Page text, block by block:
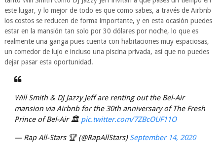
este lugar, y lo mejor de todo es que como sabes, a través de Airbnb
los costos se reducen de forma importante, y en esta ocasión puedes
estar en la mansión tan solo por 30 dólares por noche, lo que es
realmente una ganga pues cuenta con habitaciones muy espaciosas,
un comedor de lujo e incluso una piscina privada, así que no puedes
dejar pasar esta oportunidad.
Will Smith & DJ Jazzy Jeff are renting out the Bel-Air
mansion via Airbnb for the 30th anniversary of The Fresh
Prince of Bel-Air 🏛 pic.twitter.com/7ZBcOUF11O
— Rap All-Stars 🏆 (@RapAllStars) September 14, 2020